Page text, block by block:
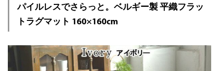
パイルレスでさらっと。ベルギー製 平織フラッ
トラグマット 160×160cm